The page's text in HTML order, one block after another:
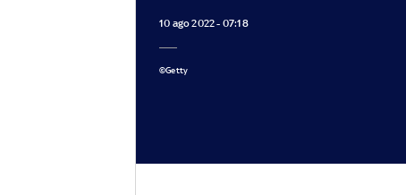
10 ago 2022 - 07:18
©Getty